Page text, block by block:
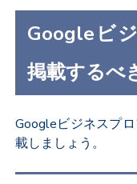
Googleビ
掲載するべ
Googleビジネスプ
載しましょう。